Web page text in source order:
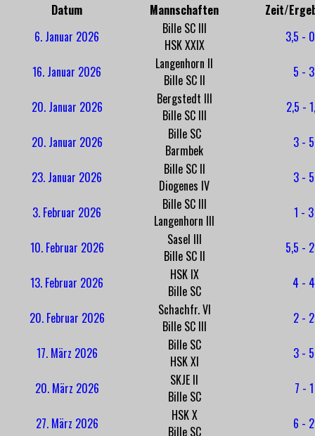
Datum Mannschaften
Zeit/
6. Januar 2026
Bille SC III
HSK XXIX
3,5 -
16. Januar 2026
Langenhorn II
Bille SC II
5 - 3
20. Januar 2026
Bergstedt III
Bille SC III
2,5 -
20. Januar 2026
Bille SC
Barmbek
3 - 5
23. Januar 2026
Bille SC II
Diogenes IV
3 - 5
3. Februar 2026
Bille SC III
Langenhorn III
1 - 3
10. Februar 2026
Sasel III
Bille SC II
5,5 -
13. Februar 2026
HSK IX
Bille SC
4 - 4
20. Februar 2026
Schachfr. VI
Bille SC III
2 - 2
17. März 2026
Bille SC
HSK XI
3 - 5
20. März 2026
SKJE II
Bille SC
7 - 1
27. März 2026
HSK X
Bille SC
6 - 2